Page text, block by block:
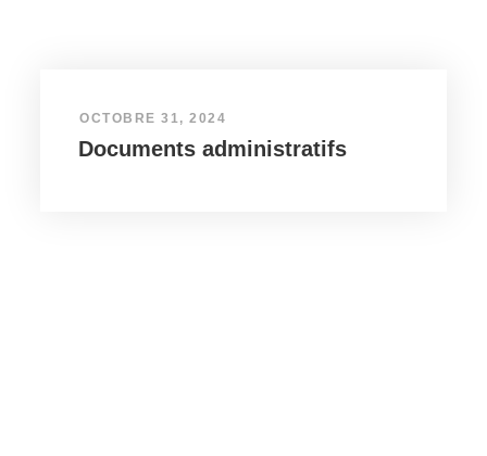
OCTOBRE 31, 2024
Documents administratifs